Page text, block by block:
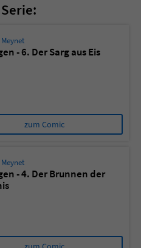
- 6. Der Sarg aus Eis
zum Comic
- 4. Der Brunnen der